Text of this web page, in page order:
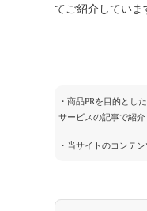
てご紹介していま
・商品PRを目的とし
サービスの記事で紹
・当サイトのコンテ